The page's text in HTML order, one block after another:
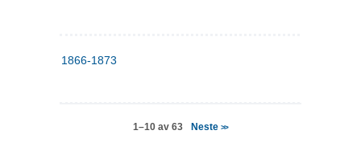
1866-1873
1–10 av 63 Neste>>